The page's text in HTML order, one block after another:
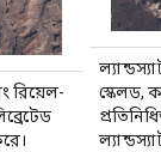
রিয়েল-
স্কেলড,